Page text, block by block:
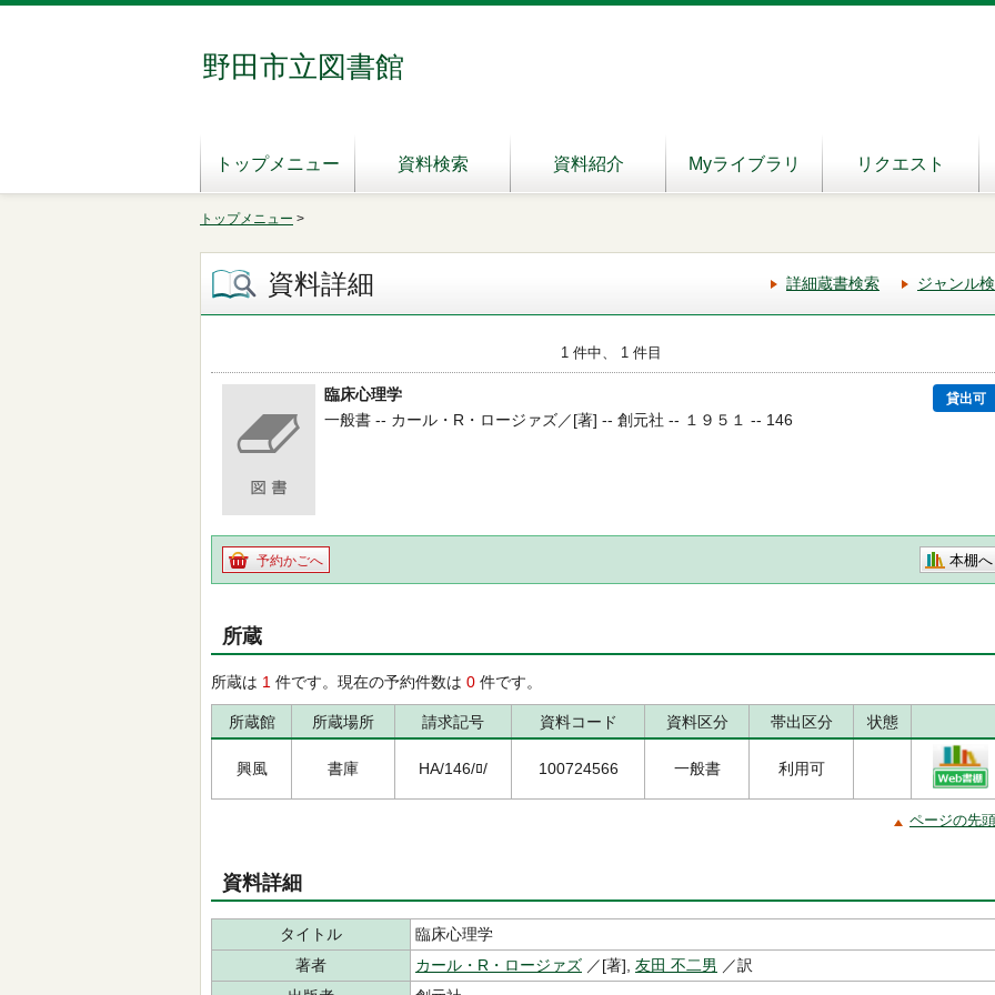
野田市立図書館
トップメニュー 資料検索 資料紹介 Myライブラリ リクエスト
トップメニュー >
資料詳細 詳細蔵書検索 ジャンル
1 件中、 1 件目
臨床心理学 貸出可
一般書 -- カール・R・ロージァズ／[著] -- 創元社 -- １９５１ -- 146
予約かごへ 本棚へ
所蔵
所蔵は 1 件です。現在の予約件数は 0 件です。
所蔵館 所蔵場所 請求記号 資料コード 資料区分 帯出区分 状態
興風 書庫 HA/146/ﾛ/ 100724566 一般書 利用可
ページの先
資料詳細
タイトル
臨床心理学
著者
カール・R・ロージァズ ／[著], 友田 不二男 ／訳